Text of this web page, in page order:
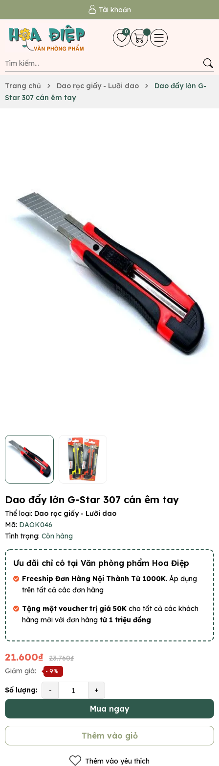
Tài khoản
0
Trang chủ Dao rọc giấy - Lưỡi dao
Dao đẩy lớn G-
Star 307 cán êm tay
Dao đẩy lớn G-Star 307 cán êm tay
Thể loại: Dao rọc giấy - Lưỡi dao
Mã: DAOK046
Tình trạng: Còn hàng
Ưu đãi chỉ có tại Văn phòng phẩm Hoa Điệp
Freeship Đơn Hàng Nội Thành Từ 1000K. Áp dụng
trên tất cả các đơn hàng
Tặng một voucher trị giá 50K cho tất cả các khách
hàng mới với đơn hàng từ 1 triệu đồng
21.600₫
23.760₫
Giảm giá:
- 9%
Số lượng: - +
Mua ngay
Thêm vào giỏ
Thêm vào yêu thích